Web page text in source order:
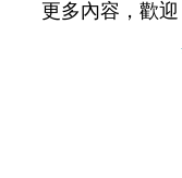
更多內容，歡迎